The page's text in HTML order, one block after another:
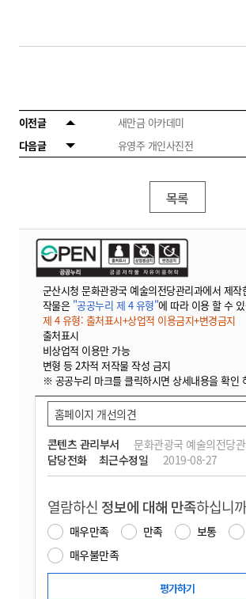
이전글
새만금 아카데미
다음글
유영주 개인사진전
목록
군산시청 문화관광국 예술의전당관리과에서 제작
작물은 "공공누리 제 4 유형"에 따라 이용 할 수
제 4 유형: 출처표시+상업적 이용금지+변경금지
출처표시
비상업적 이용만 가능
변형 등 2차적 저작물 작성 금지
※ 공공누리 마크를 클릭하시면 상세내용을 확인
콘텐츠 관리부서
문화관광국 예술의전당
담당전화
최근수정일 2019-08-27
홈페이지 개선의견
열람하신 정보에 대해 만족하십니
매우만족 만족 보통
매우불만족